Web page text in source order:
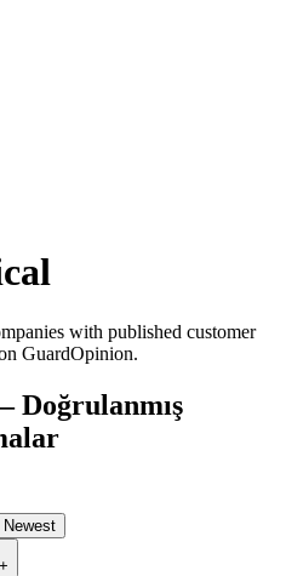
with published customer
GuardOpinion.
Newest
+